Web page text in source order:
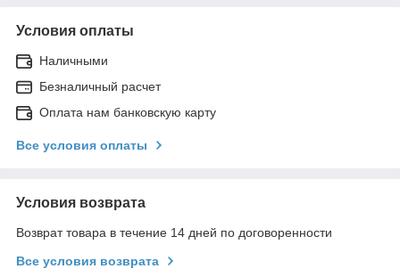
Условия оплаты
Наличными
Безналичный расчет
Оплата нам банковскую карту
Все условия оплаты
Условия возврата
Возврат товара в течение 14 дней по договоренности
Все условия возврата